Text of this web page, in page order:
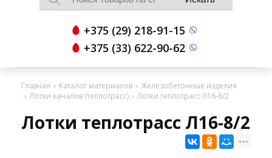
+375 (29) 218-91-15
+375 (33) 622-90-62
Главная Каталог материалов
Железобетонные изделия
Лотки каналов (теплотрасс)
Лотки теплотрасс Л16-8/2
Лотки теплотрасс Л16-8/2